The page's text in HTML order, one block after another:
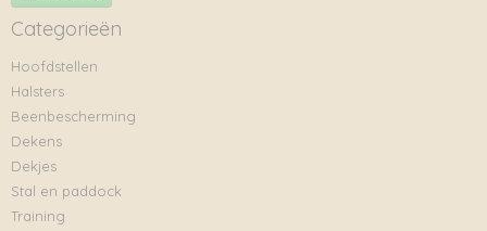
Categorieën
Hoofdstellen
Halsters
Beenbescherming
Dekens
Dekjes
Stal en paddock
Training